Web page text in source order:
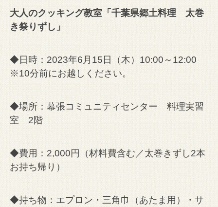
大人のクッキング教室「千葉県郷土料理 太巻
き祭りずし」
◆日時：2023年6月15日（木）10:00～12:00
※10分前にお越しください。
◆場所：幕張コミュニティセンター 料理実習
室 2階
◆費用：2,000円（材料費含む／太巻きずし2本
お持ち帰り）
◆持ち物：エプロン・三角巾（あたま用）・サ